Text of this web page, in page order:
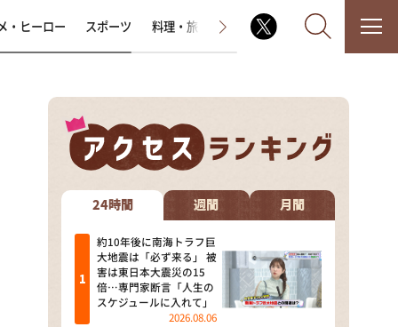
なるみ・岡村の過ぎるTV
相席食堂
これ余談なんですけど・・・
～人生密着トークバラエティ！
～ やすとものいたって真剣です
・ヒーロー スポーツ 料理・旅 ラジオ番組 その他
24時間 週間 月間
約10年後に南海トラフ巨
大地震は「必ず来る」 被
害は東日本大震災の15
倍…専門家断言「人生の
スケジュールに入れて」
2026.08.06